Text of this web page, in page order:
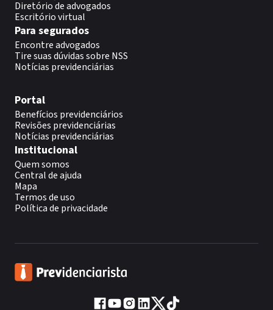
Diretório de advogados
Escritório virtual
Para segurados
Encontre advogados
Tire suas dúvidas sobre NSS
Notícias previdenciárias
Portal
Benefícios previdenciários
Revisões previdenciárias
Notícias previdenciárias
Institucional
Quem somos
Central de ajuda
Mapa
Termos de uso
Política de privacidade